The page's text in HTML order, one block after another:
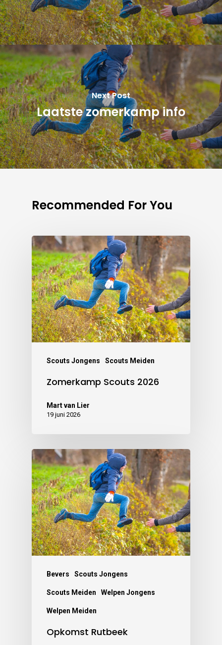
Next Post
Laatste zomerkamp info
Recommended For You
Scouts Jongens Scouts Meiden
Zomerkamp Scouts 2026
Mart van Lier
19 juni 2026
Bevers Scouts Jongens
Scouts Meiden Welpen Jongens
Welpen Meiden
Opkomst Rutbeek